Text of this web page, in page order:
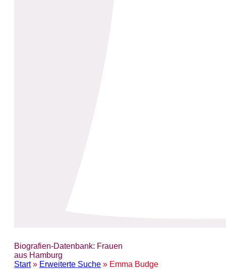
Biografien-Datenbank: Frauen
aus Hamburg
Start» Erweiterte Suche » Emma Budge